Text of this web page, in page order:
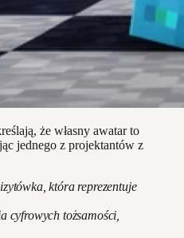
że własny awatar to
jednego z projektantów z
która reprezentuje
cyfrowych tożsamości,